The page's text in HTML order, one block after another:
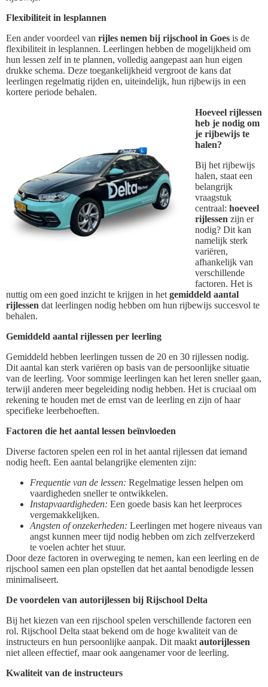
Flexibiliteit in lesplannen
Een ander voordeel van rijles nemen bij rijschool in Goes is de
flexibiliteit in lesplannen. Leerlingen hebben de mogelijkheid om
hun lessen zelf in te plannen, volledig aangepast aan hun eigen
drukke schema. Deze toegankelijkheid vergroot de kans dat
leerlingen regelmatig rijden en, uiteindelijk, hun rijbewijs in een
kortere periode behalen.
Hoeveel rijlessen
heb je nodig om
je rijbewijs te
halen?
Bij het rijbewijs
halen, staat een
belangrijk
vraagstuk
centraal: hoeveel
rijlessen zijn er
nodig? Dit kan
namelijk sterk
variëren,
afhankelijk van
verschillende
factoren. Het is
nuttig om een goed inzicht te krijgen in het gemiddeld aantal
rijlessen dat leerlingen nodig hebben om hun rijbewijs succesvol te
behalen.
Gemiddeld aantal rijlessen per leerling
Gemiddeld hebben leerlingen tussen de 20 en 30 rijlessen nodig.
Dit aantal kan sterk variëren op basis van de persoonlijke situatie
van de leerling. Voor sommige leerlingen kan het leren sneller gaan,
terwijl anderen meer begeleiding nodig hebben. Het is cruciaal om
rekening te houden met de ernst van de leerling en zijn of haar
specifieke leerbehoeften.
Factoren die het aantal lessen beïnvloeden
Diverse factoren spelen een rol in het aantal rijlessen dat iemand
nodig heeft. Een aantal belangrijke elementen zijn:
Frequentie van de lessen: Regelmatige lessen helpen om
vaardigheden sneller te ontwikkelen.
Instapvaardigheden: Een goede basis kan het leerproces
vergemakkelijken.
Angsten of onzekerheden: Leerlingen met hogere niveaus van
angst kunnen meer tijd nodig hebben om zich zelfverzekerd
te voelen achter het stuur.
Door deze factoren in overweging te nemen, kan een leerling en de
rijschool samen een plan opstellen dat het aantal benodigde lessen
minimaliseert.
De voordelen van autorijlessen bij Rijschool Delta
Bij het kiezen van een rijschool spelen verschillende factoren een
rol. Rijschool Delta staat bekend om de hoge kwaliteit van de
instructeurs en hun persoonlijke aanpak. Dit maakt autorijlessen
niet alleen effectief, maar ook aangenamer voor de leerling.
Kwaliteit van de instructeurs